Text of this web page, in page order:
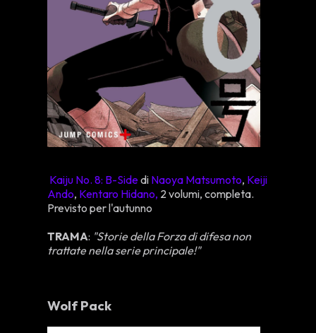
Kaiju No. 8: B-Sidedi Naoya Matsumoto, Keiji
Ando, Kentaro Hidano, 2 volumi, completa.
Previsto per l'autunno
TRAMA: "Storie della Forza di difesa non
trattate nella serie principale!"
Wolf Pack